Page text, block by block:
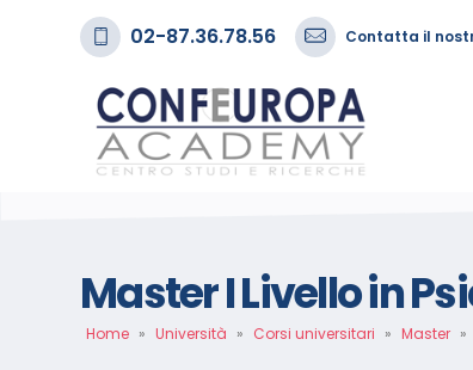
02-87.36.78.56 Contatta il
Master I Livello in
Home » Università » Corsi universitari » Master »